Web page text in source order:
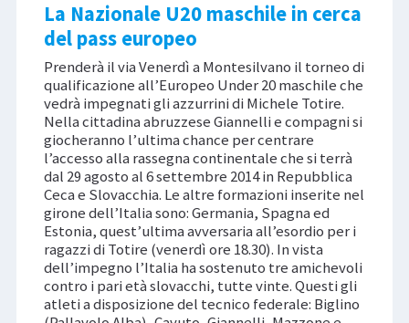
La Nazionale U20 maschile in cerca
del pass europeo
Prenderà il via Venerdì a Montesilvano il torneo di
qualificazione all’Europeo Under 20 maschile che
vedrà impegnati gli azzurrini di Michele Totire.
Nella cittadina abruzzese Giannelli e compagni si
giocheranno l’ultima chance per centrare
l’accesso alla rassegna continentale che si terrà
dal 29 agosto al 6 settembre 2014 in Repubblica
Ceca e Slovacchia. Le altre formazioni inserite nel
girone dell’Italia sono: Germania, Spagna ed
Estonia, quest’ultima avversaria all’esordio per i
ragazzi di Totire (venerdì ore 18.30). In vista
dell’impegno l’Italia ha sostenuto tre amichevoli
contro i pari età slovacchi, tutte vinte. Questi gli
atleti a disposizione del tecnico federale: Biglino